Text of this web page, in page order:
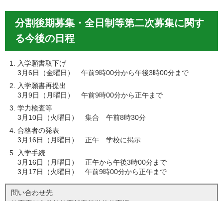
分割後期募集・全日制等第二次募集に関す
る今後の日程
入学願書取下げ
3月6日（金曜日） 午前9時00分から午後3時00分まで
入学願書再提出
3月9日（月曜日） 午前9時00分から正午まで
学力検査等
3月10日（火曜日） 集合 午前8時30分
合格者の発表
3月16日（月曜日） 正午 学校に掲示
入学手続
3月16日（月曜日） 正午から午後3時00分まで
3月17日（火曜日） 午前9時00分から正午まで
問い合わせ先